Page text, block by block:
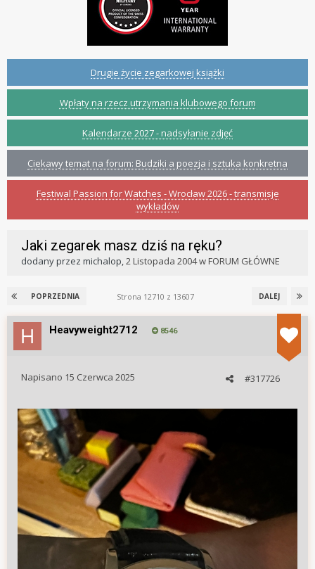
Drugie życie zegarkowej książki
Wpłaty na rzecz utrzymania klubowego forum
Kalendarze 2027 - nadsyłanie zdjęć
Ciekawy temat na forum: Budziki a poezja i sztuka konkretna
Festiwal Passion for Watches - Wrocław 2026 - transmisje
wykładów
Jaki zegarek masz dziś na ręku?
dodany przez michalop,2 Listopada 2004wFORUM GŁÓWNE
POPRZEDNIA DALEJ
Strona 12710 z 13607
Heavyweight2712 8546
#317726
Napisano 15 Czerwca 2025